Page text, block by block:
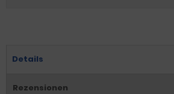
Details
Rezensionen